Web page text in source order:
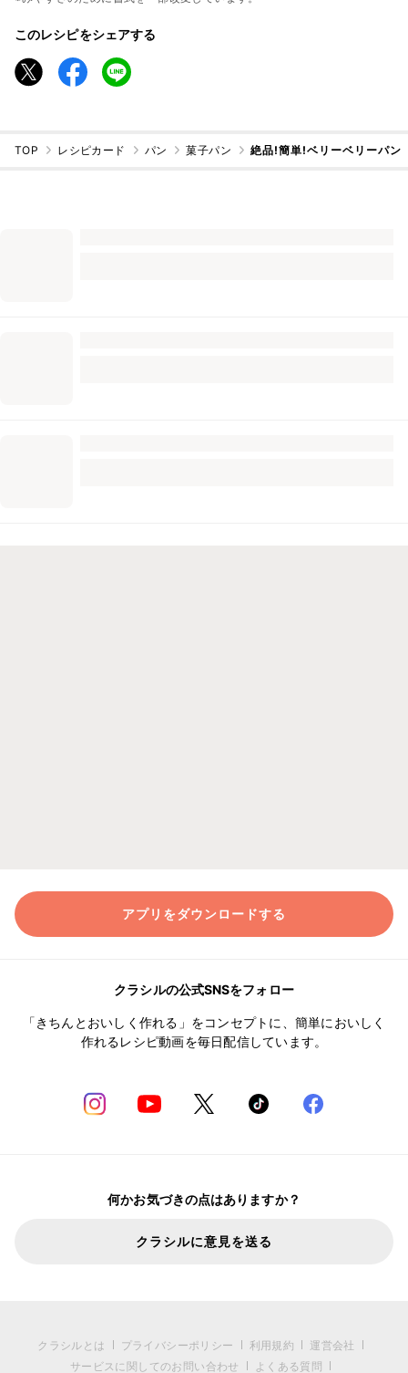
このレシピをシェアする
TOP レシピカード パン 菓子パン 絶品!簡単!ベリーベリーパン
アプリをダウンロードする
クラシルの公式SNSをフォロー
「きちんとおいしく作れる」をコンセプトに、簡単においしく
作れるレシピ動画を毎日配信しています。
何かお気づきの点はありますか？
クラシルに意見を送る
クラシルとは プライバシーポリシー 利用規約
運営会社
サービスに関してのお問い合わせ
よくある質問